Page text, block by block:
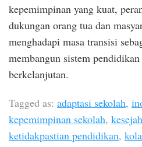
kepemimpinan yang kuat,
dukungan orang tua dan
menghadapi masa transisi
membangun sistem
berkelanjutan.
Tagged as: adaptasi sekolah,
kepemimpinan sekolah,
ketidakpastian pendidikan,